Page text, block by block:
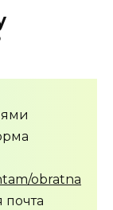
obratna
почта